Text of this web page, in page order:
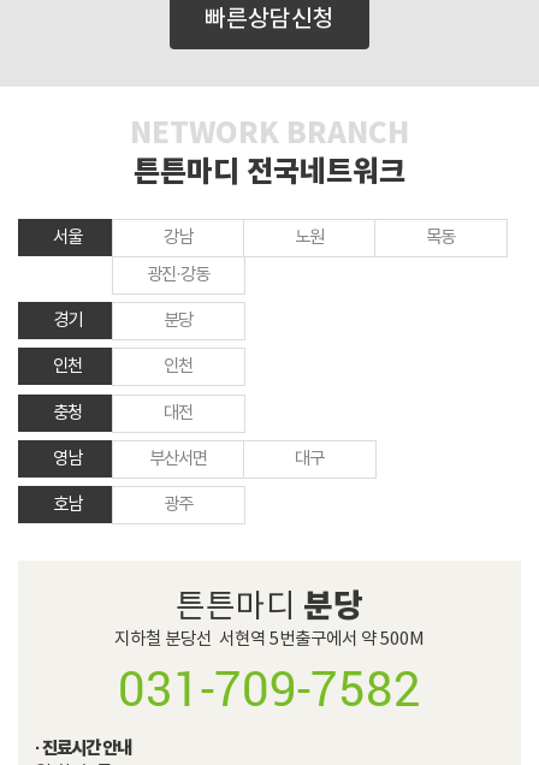
빠른상담신청
NETWORK BRANCH
튼튼마디 전국네트워크
서울 강남 노원
목동
광진·강동
경기 분당
인천 인천
충청 대전
영남 부산서면 대구
호남 광주
튼튼마디 분당
지하철 분당선  서현역 5번출구에서 약 500M
031-709-7582
· 진료시간 안내